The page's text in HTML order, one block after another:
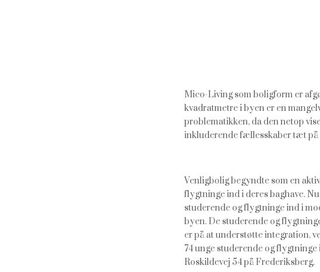
Mico-Living som boligform er
kvadratmetre i byen er en
problematikken, da den netop
inkluderende fællesskaber tæt på
Venligbolig begyndte som en
flygtninge ind i deres baghave.
studerende og flygtninge ind i
byen. De studerende og
er på at understøtte integration,
74 unge studerende og
Roskildevej 54 på Frederiksberg.